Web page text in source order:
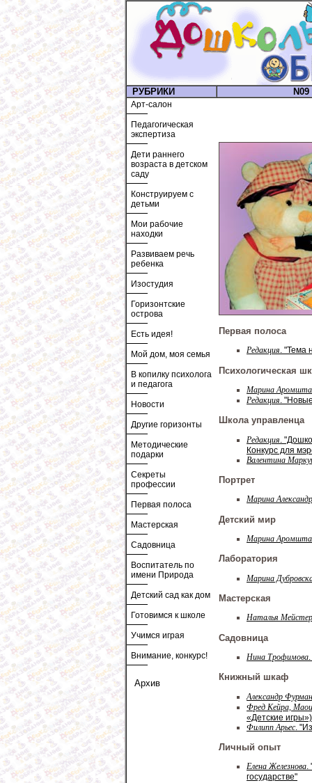
РУБРИКИ
Арт-салон
Педагогическая
экспертиза
Дети раннего
возраста в детском
саду
Конструируем с
детьми
Мои рабочие
находки
Развиваем речь
ребенка
Изостудия
Горизонтские
острова
Есть идея!
Мой дом, моя семья
В копилку психолога
и педагога
Новости
Другие горизонты
Методические
подарки
Секреты
профессии
Первая полоса
Мастерская
Садовница
Воспитатель по
имени Природа
Детский сад как дом
Готовимся к школе
Учимся играя
Внимание, конкурс!
Архив
Первая полоса
Редакция. "Тема
Психологическая
Марина
Редакция.
Школа управленца
Редакция .
Конкурс для
Валентина
Портрет
Марина
Детский мир
Марина
Лаборатория
Марина
Мастерская
Наталья Мейстер
Садовница
Нина Трофимова
Книжный шкаф
Александр Фурман
Фред Кейра,
«Детские
Филипп Арьес.
Личный опыт
Елена Железнова.
государстве"